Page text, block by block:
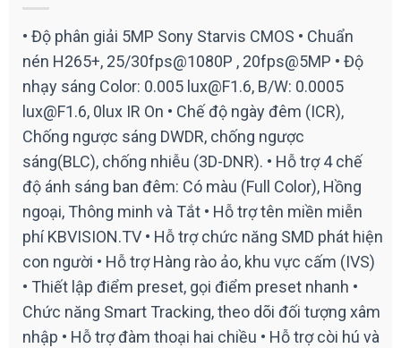
• Độ phân giải 5MP Sony Starvis CMOS • Chuẩn
nén H265+, 25/30fps@1080P , 20fps@5MP • Độ
nhạy sáng Color: 0.005 lux@F1.6, B/W: 0.0005
lux@F1.6, 0lux IR On • Chế độ ngày đêm (ICR),
Chống ngược sáng DWDR, chống ngược
sáng(BLC), chống nhiễu (3D-DNR). • Hỗ trợ 4 chế
độ ánh sáng ban đêm: Có màu (Full Color), Hồng
ngoại, Thông minh và Tắt • Hỗ trợ tên miền miễn
phí KBVISION.TV • Hỗ trợ chức năng SMD phát hiện
con người • Hỗ trợ Hàng rào ảo, khu vực cấm (IVS)
• Thiết lập điểm preset, gọi điểm preset nhanh •
Chức năng Smart Tracking, theo dõi đối tượng xâm
nhập • Hỗ trợ đàm thoại hai chiều • Hỗ trợ còi hú và